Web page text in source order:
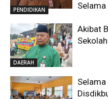
PENDIDIKAN
Selama
DAERAH
Akibat